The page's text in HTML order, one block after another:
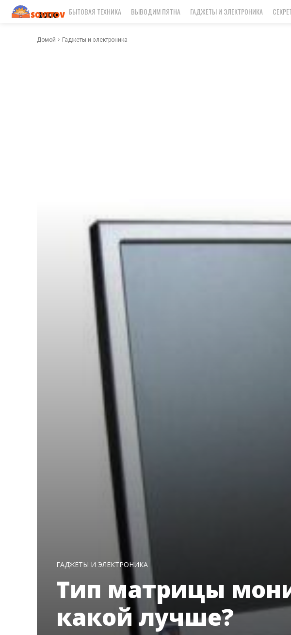
БЫТОВАЯ ТЕХНИКА ВЫВОДИМ ПЯТНА ГАДЖЕТЫ И ЭЛЕКТРОНИКА
Домой Гаджеты и электроника
ГАДЖЕТЫ И ЭЛЕКТРОНИКА
Тип матрицы
какой лучше?